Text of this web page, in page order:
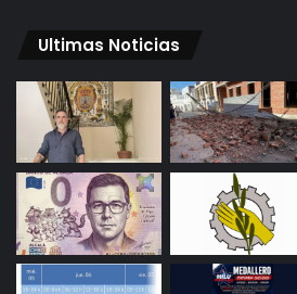
Ultimas Noticias